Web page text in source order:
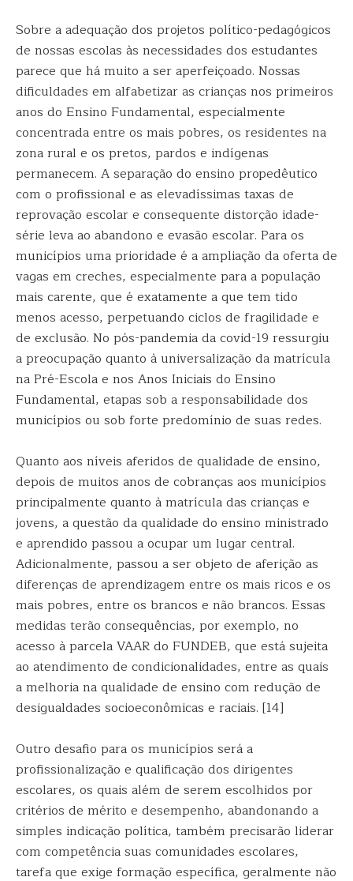
Sobre a adequação dos projetos político-pedagógicos
de nossas escolas às necessidades dos estudantes
parece que há muito a ser aperfeiçoado. Nossas
dificuldades em alfabetizar as crianças nos primeiros
anos do Ensino Fundamental, especialmente
concentrada entre os mais pobres, os residentes na
zona rural e os pretos, pardos e indígenas
permanecem. A separação do ensino propedêutico
com o profissional e as elevadíssimas taxas de
reprovação escolar e consequente distorção idade-
série leva ao abandono e evasão escolar. Para os
municípios uma prioridade é a ampliação da oferta de
vagas em creches, especialmente para a população
mais carente, que é exatamente a que tem tido
menos acesso, perpetuando ciclos de fragilidade e
de exclusão. No pós-pandemia da covid-19 ressurgiu
a preocupação quanto à universalização da matrícula
na Pré-Escola e nos Anos Iniciais do Ensino
Fundamental, etapas sob a responsabilidade dos
municípios ou sob forte predomínio de suas redes.
Quanto aos níveis aferidos de qualidade de ensino,
depois de muitos anos de cobranças aos municípios
principalmente quanto à matrícula das crianças e
jovens, a questão da qualidade do ensino ministrado
e aprendido passou a ocupar um lugar central.
Adicionalmente, passou a ser objeto de aferição as
diferenças de aprendizagem entre os mais ricos e os
mais pobres, entre os brancos e não brancos. Essas
medidas terão consequências, por exemplo, no
acesso à parcela VAAR do FUNDEB, que está sujeita
ao atendimento de condicionalidades, entre as quais
a melhoria na qualidade de ensino com redução de
desigualdades socioeconômicas e raciais. [14]
Outro desafio para os municípios será a
profissionalização e qualificação dos dirigentes
escolares, os quais além de serem escolhidos por
critérios de mérito e desempenho, abandonando a
simples indicação política, também precisarão liderar
com competência suas comunidades escolares,
tarefa que exige formação específica, geralmente não